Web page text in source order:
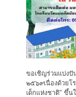
ขอเชิญร่วมแบ่งปั
๒๕๖๙เนื่องด้วยโ
เด็กแห่งชาติ" ขึ้น